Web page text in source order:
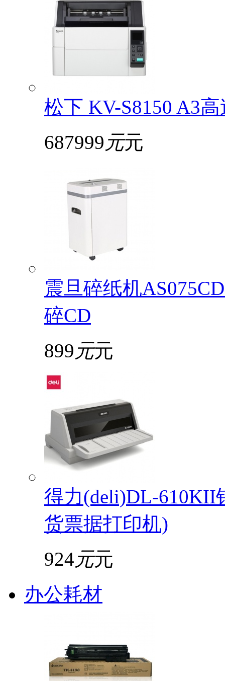
松下 KV-S8150 A3
687999 元元
震旦碎纸机
碎CD
899 元元
得力(deli)DL-610KII
货票据打印机)
924元元
办公耗材